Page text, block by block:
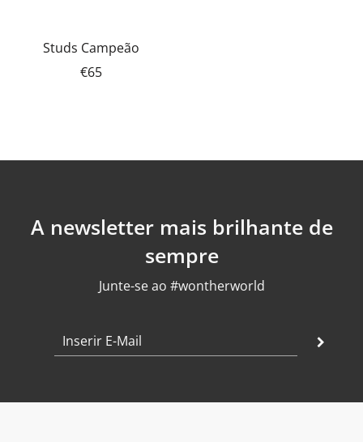
Studs Campeão
€65
A newsletter mais brilhante de
sempre
Junte-se ao #wontherworld